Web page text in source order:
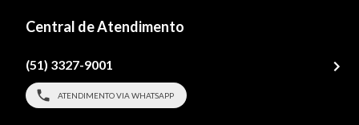
Central de Atendimento
(51) 3327-9001
ATENDIMENTO VIA WHATSAPP